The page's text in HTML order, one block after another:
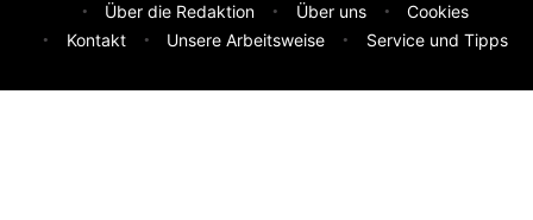
Über die Redaktion
Über uns
Cookies
Kontakt
Unsere Arbeitsweise Service und Tipps